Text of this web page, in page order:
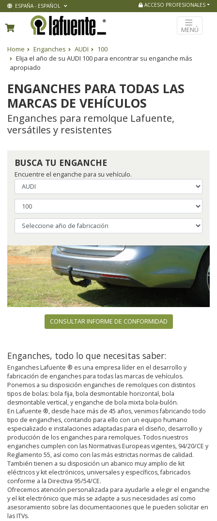
ESPAÑA - ESPAÑOL ACCESO PROFESIONALES
MENÚ
Home Enganches AUDI
100
Elija el año de su AUDI 100 para encontrar su enganche más
apropiado
ENGANCHES PARA TODAS LAS
MARCAS DE VEHÍCULOS
Enganches para remolque Lafuente,
versátiles y resistentes
BUSCA TU ENGANCHE
Encuentre el enganche para su vehículo.
CONSULTAR INFORME DE CONFORMIDAD
Enganches, todo lo que necesitas saber:
Enganches Lafuente ® es una empresa líder en el desarrollo y
fabricación de enganches para todas las marcas de vehículos.
Ponemos a su disposición enganches de remolques con distintos
tipos de bolas: bola fija, bola desmontable horizontal, bola
desmontable vertical, y enganche de bola mixta bola-bulón.
En Lafuente ®, desde hace más de 45 años, venimos fabricando todo
tipo de enganches, contando para ello con un equipo humano
especializado e instalaciones adaptadas para el diseño, desarrollo y
producción de los enganches para remolques. Todos nuestros
enganches cumplen con las Normativas Europeas vigentes, 94/20/CE y
Reglamento 55, así como con las más estrictas normas de calidad.
También tienen a su disposición un abanico muy amplio de kit
eléctricos y kit electrónicos, universales y específicos, fabricados
conforme a la Directiva 95/54/CE.
Ofrecemos atención personalizada para ayudarle a elegir el enganche
y el kit electrónico que más se adapte a sus necesidades así como
asesoramiento sobre las documentaciones que le pueden solicitar en
las ITVs.